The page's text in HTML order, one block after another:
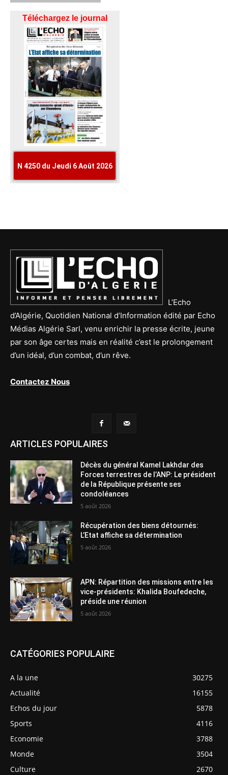
L’Echo
d’Algérie, Quotidien National d’Information édité par Echo
Médias Algérie Sarl, venu enrichir la presse écrite, jeune
par son âge certes mais en réalité c’est le prolongement
d’un idéal, d’un combat, d’un rêve.
Contactez Nous
ARTICLES POPULAIRES
Décès du général Kamel Lakhdar des
Forces terrestres de l’ANP: Le président
de la République présente ses
condoléances
5 août 2026
Récupération des biens détournés:
L’Etat affiche sa détermination
5 août 2026
APN: Répartition des missions entre les
vice-présidents: Khalida Boufedeche,
préside une réunion
5 août 2026
CATÉGORIES POPULAIRE
A la une
30275
Actualité
16155
Echos du jour
5878
Sports
4116
Economie
3788
Monde
3504
Culture
2670